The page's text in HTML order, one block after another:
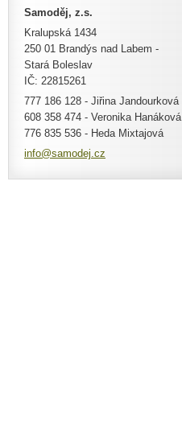
Samoděj, z.s.
Kralupská 1434
250 01 Brandýs nad Labem -
Stará Boleslav
IČ: 22815261
777 186 128 - Jiřina Jandourková
608 358 474 - Veronika Hanáková
776 835 536 - Heda Mixtajová
info@samodej.cz